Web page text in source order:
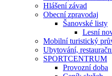
Hlášení závad
Obecní zpravodaj
Šanovské listy
Lesní
Mobilní turistický
Ubytování,
SPORTCENTRUM
Provozní doba